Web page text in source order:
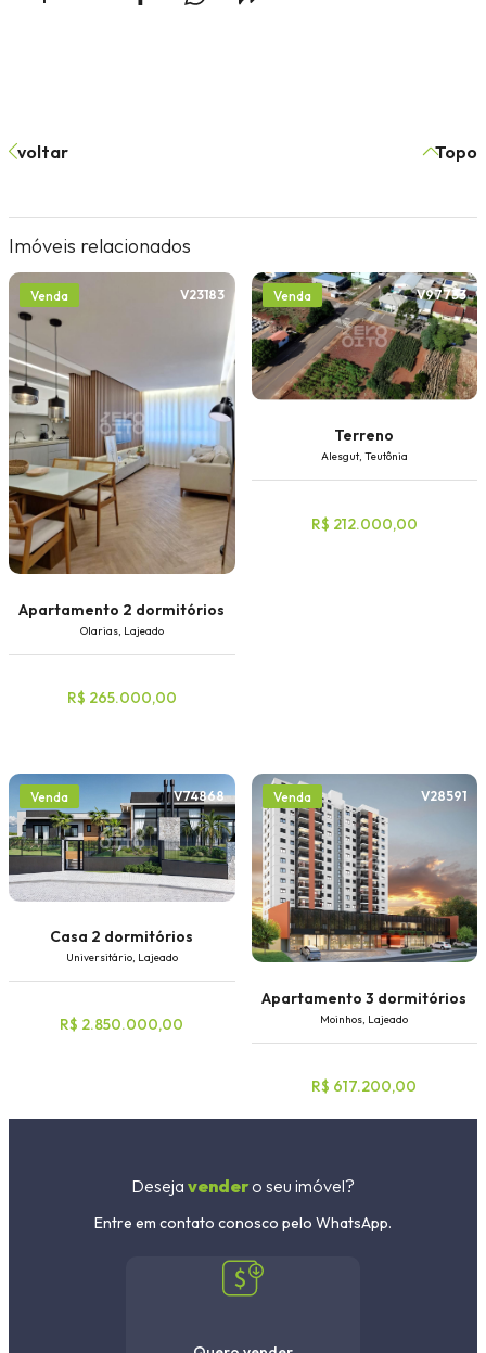
voltar Topo
Imóveis relacionados
Venda V23183
Apartamento 2 dormitórios
Olarias, Lajeado
R$ 265.000,00
Venda V97733
Terreno
Alesgut, Teutônia
R$ 212.000,00
Venda V74868
Casa 2 dormitórios
Universitário, Lajeado
R$ 2.850.000,00
Venda V28591
Apartamento 3 dormitórios
Moinhos, Lajeado
R$ 617.200,00
Deseja vendero seu imóvel?
Entre em contato conosco pelo WhatsApp.